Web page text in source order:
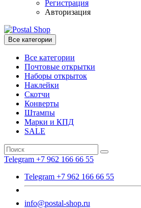
Регистрация
Авторизация
Все категории
Все категории
Почтовые открытки
Наборы открыток
Наклейки
Скотчи
Конверты
Штампы
Марки и КПД
SALE
Telegram +7 962 166 66 55
Telegram +7 962 166 66 55
info@postal-shop.ru